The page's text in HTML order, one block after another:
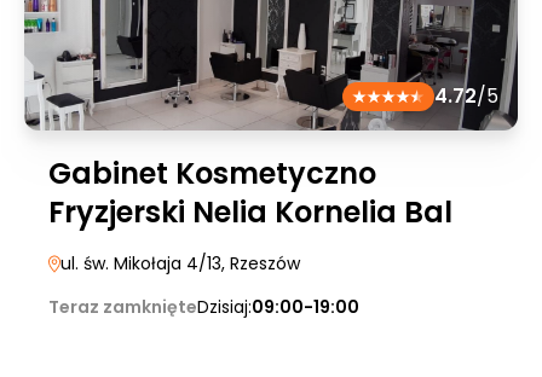
4.72/5
Gabinet Kosmetyczno
Fryzjerski Nelia Kornelia Bal
ul. św. Mikołaja 4/13, Rzeszów
Teraz zamknięteDzisiaj:09:00-19:00